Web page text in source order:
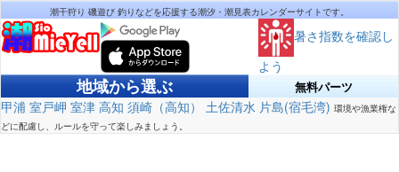
潮干狩り 磯遊び 釣りなどを応援する潮汐・潮見表カレンダーサイトです。
暑さ指数を確認し
よう
地域から選ぶ 無料パーツ
甲浦 室戸岬 室津 高知 須崎（高知） 土佐清水 片島(宿毛湾) 環境や漁業権な
どに配慮し、ルールを守って楽しみましょう。